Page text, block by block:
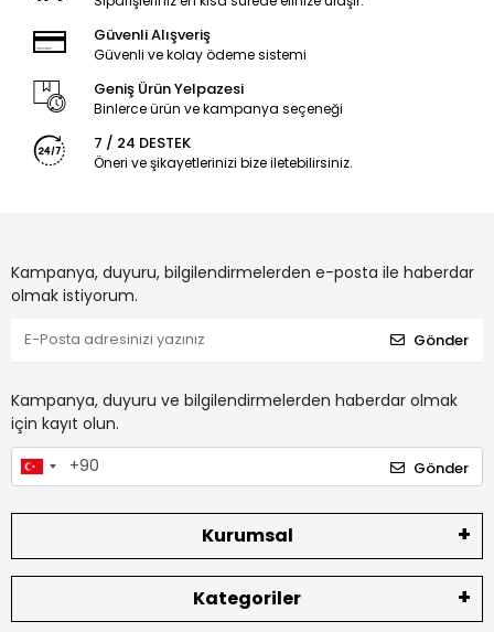
Güvenli Alışveriş
Güvenli ve kolay ödeme sistemi
Geniş Ürün Yelpazesi
Binlerce ürün ve kampanya seçeneği
7 / 24 DESTEK
Öneri ve şikayetlerinizi bize iletebilirsiniz.
Kampanya, duyuru, bilgilendirmelerden e-posta ile haberdar
olmak istiyorum.
Gönder
Kampanya, duyuru ve bilgilendirmelerden haberdar olmak
için kayıt olun.
Gönder
Kurumsal
Kategoriler